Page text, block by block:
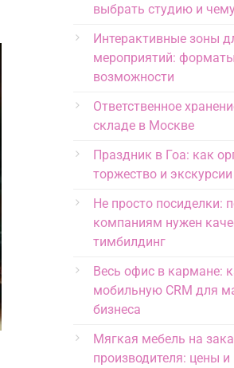
выбрать студию и
Интерактивные зоны
мероприятий:
возможности
Ответственное
складе в Москве
Праздник в Гоа: как
торжество и экскурсии
Не просто посиделки:
компаниям нужен
тимбилдинг
Весь офис в кармане:
мобильную CRM для
бизнеса
Мягкая мебель на
производителя: цены и